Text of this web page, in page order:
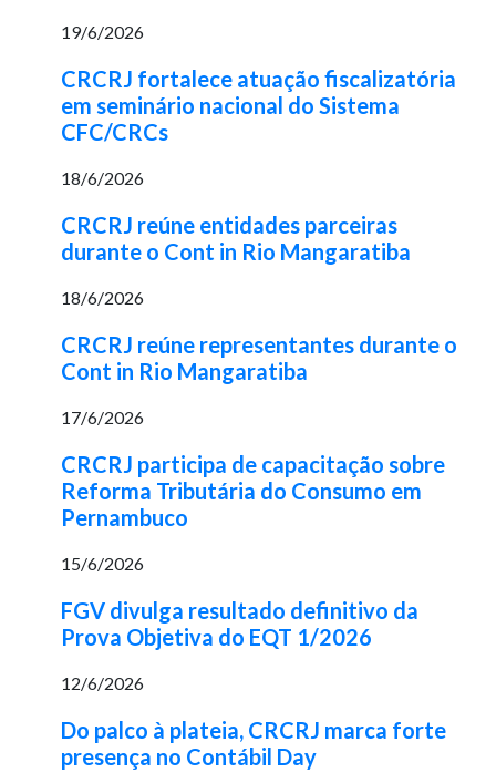
19/6/2026
CRCRJ fortalece atuação fiscalizatória
em seminário nacional do Sistema
CFC/CRCs
18/6/2026
CRCRJ reúne entidades parceiras
durante o Cont in Rio Mangaratiba
18/6/2026
CRCRJ reúne representantes durante o
Cont in Rio Mangaratiba
17/6/2026
CRCRJ participa de capacitação sobre
Reforma Tributária do Consumo em
Pernambuco
15/6/2026
FGV divulga resultado definitivo da
Prova Objetiva do EQT 1/2026
12/6/2026
Do palco à plateia, CRCRJ marca forte
presença no Contábil Day